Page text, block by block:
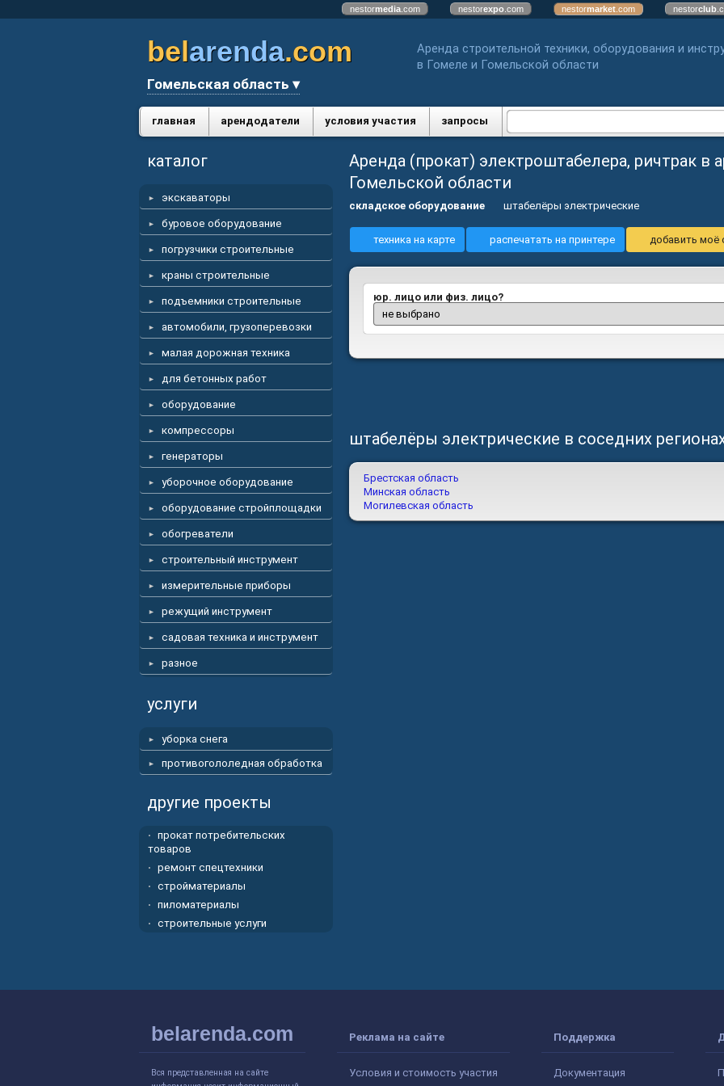
nestormedia .com nestorexpo .com nestormarket .com nestorclub
belarenda.com
Гомельская область ▾
Аренда строительной техники, оборудования и
в Гомеле и Гомельской области
главная арендодатели условия участия запросы
каталог
экскаваторы
буровое оборудование
погрузчики строительные
краны строительные
подъемники строительные
автомобили, грузоперевозки
малая дорожная техника
для бетонных работ
оборудование
компрессоры
генераторы
уборочное оборудование
оборудование стройплощадки
обогреватели
строительный инструмент
измерительные приборы
режущий инструмент
садовая техника и инструмент
разное
услуги
уборка снега
противогололедная обработка
другие проекты
прокат потребительских
товаров
ремонт спецтехники
стройматериалы
пиломатериалы
строительные услуги
Аренда (прокат) электроштабелера, ричтрак в
Гомельской области
складское оборудование штабелёры электрические
техника на карте распечатать на принтере добавить моё
юр. лицо или физ. лицо?
штабелёры электрические в соседних
Брестская область
Минская область
Могилевская область
belarenda.com
Вся представленная на сайте
Реклама на сайте
Условия и стоимость участия
Поддержка
Документация